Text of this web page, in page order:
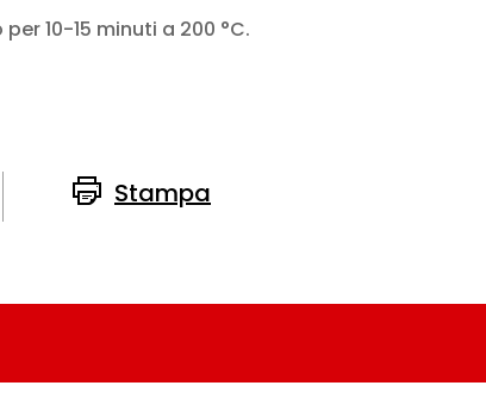
10-15 minuti a 200 °C.
Stampa